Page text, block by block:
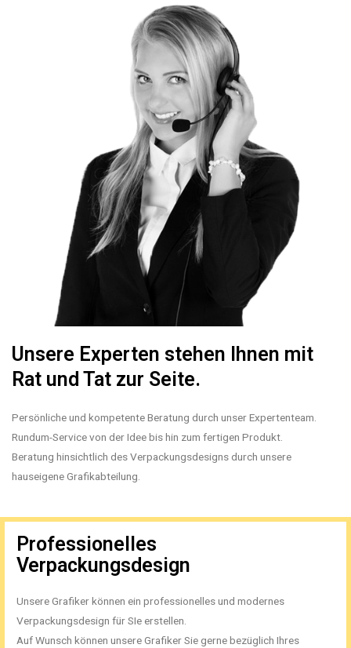
Unsere Experten stehen Ihnen mit
Rat und Tat zur Seite.
Persönliche und kompetente Beratung durch unser Expertenteam.
Rundum-Service von der Idee bis hin zum fertigen Produkt.
Beratung hinsichtlich des Verpackungsdesigns durch unsere
hauseigene Grafikabteilung.
Professionelles
Verpackungsdesign
Unsere Grafiker können ein professionelles und modernes
Verpackungsdesign für SIe erstellen.
Auf Wunsch können unsere Grafiker Sie gerne bezüglich Ihres